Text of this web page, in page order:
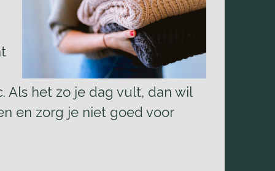
Als het zo je dag vult, dan wil
en zorg je niet goed voor